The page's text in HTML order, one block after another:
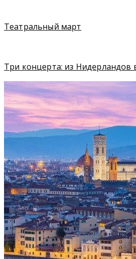
Театральный март
Три концерта: из Нидерландов